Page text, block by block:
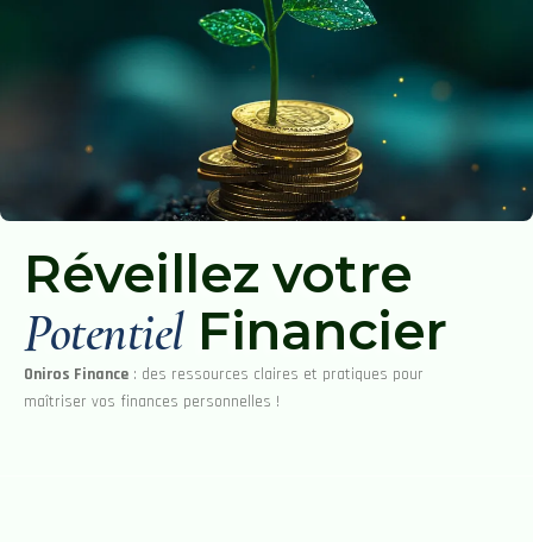
Réveillez votre
PotentielFinancier
Oniros Finance : des ressources claires et pratiques pour
maîtriser vos finances personnelles !